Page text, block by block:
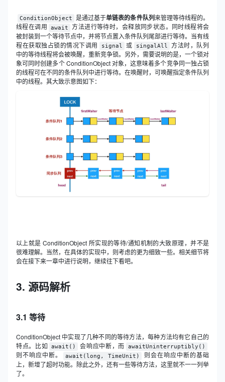
ConditionObject 是通过基于单链表的条件队列来管理等待线程的。
线程在调用
await
方法进行等待时，会释放同步状态。同时线程将会
被封装到一个等待节点中，并将节点置入条件队列尾部进行等待。当有线
程在获取独占锁的情况下调用
signal 或 singalAll
方法时，队列
中的等待线程将会被唤醒，重新竞争锁。另外，需要说明的是，一个锁对
象可同时创建多个 ConditionObject 对象，这意味着多个竞争同一独占锁
的线程可在不同的条件队列中进行等待。在唤醒时，可唤醒指定条件队列
中的线程。其大致示意图如下：
以上就是 ConditionObject 所实现的等待/通知机制的大致原理，并不是
很难理解。当然，在具体的实现中，则考虑的更为细致一些。相关细节将
会在接下来一章中进行说明，继续往下看吧。
3. 源码解析
3.1 等待
ConditionObject 中实现了几种不同的等待方法，每种方法均有它自己的
特点。比如
await() 会响应中断，而 awaitUninterruptibly()
则不响应中断。 await(long, TimeUnit)
则会在响应中断的基础
上，新增了超时功能。除此之外，还有一些等待方法，这里就不一一列举
了。